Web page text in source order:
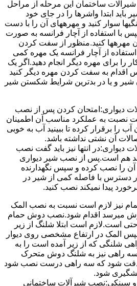
ساختمان این مرحله از مراحل
ابتدا واشرها را در جای خود
سوار کنید و مهرههای آن را با دست
با استفاده از آچار فرانسه به صورت
مهرهها کنید.منظور از سفت کردن
استفاده از آچار فرانسه یک مهره کمی
برای مهره دیگر انجام دهید.اگر یک
به سفت کردن مهره دیگر کنید
و یا در بدترین شرایط شکستن شیر
دیواری:امتحان کردن پس از نصب
نصبت به عملکرد مناسب آن اطمینان
آب را برقرار کرده تا ببینید آب به خوبی
آن نشتی نداشته باشد.
دیواری:در انتها نیز باید گفت نصب
هم است.پس از نصب شیر دیواری
آن را نصب کرده و سپس نگهدارنده
دسترس با فاصله کمی از شیر در
پیدا نمیکند نصب کنید.
نیز لازم است نسبت به نصب المک
میرسد اقدام شود.نصب دوش حمام
است.لازم است ابتلا شلنگ از زیر
المک در ارتفاع مشخصی روی دیوار
شلنگی که از زیر آمده است را به
راهی نیز به شلنگ دوش متحرک
دقت شود که سه راهی درست نصب شود
شود.
سینکی:نصب شیرآلات ساختمانی